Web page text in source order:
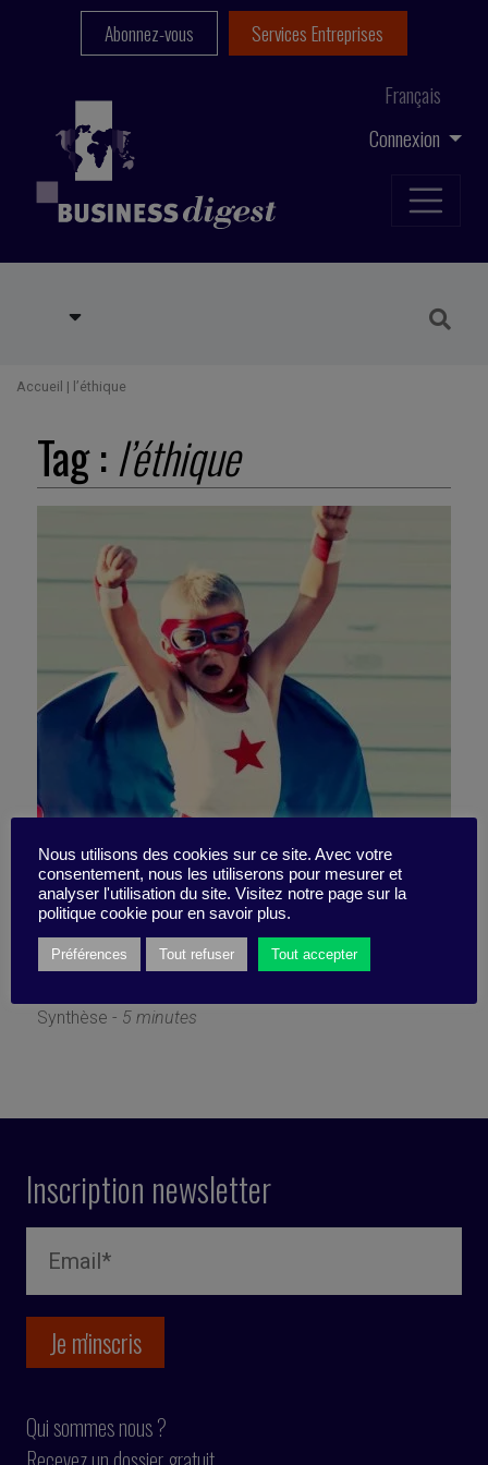
Connexion
Français
Abonnez-vous Services Entreprises
Accueil | l’éthique
Tag :l’éthique
Comprendre les nouvelles
règles du pouvoir
Synthèse - 5 minutes
Inscription newsletter
Qui sommes nous ?
Nous utilisons des cookies sur ce site. Avec votre
consentement, nous les utiliserons pour mesurer et
analyser l'utilisation du site. Visitez notre page sur la
politique cookie pour en savoir plus.
Préférences Tout refuser Tout accepter